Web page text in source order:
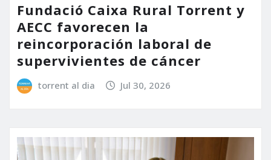
Fundació Caixa Rural Torrent y
AECC favorecen la
reincorporación laboral de
supervivientes de cáncer
torrent al dia Jul 30, 2026